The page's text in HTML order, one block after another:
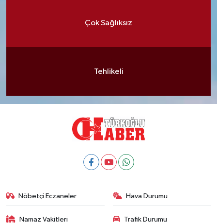
Çok Sağlıksız
Tehlikeli
Nöbetçi Eczaneler Hava Durumu
Namaz Vakitleri Trafik Durumu